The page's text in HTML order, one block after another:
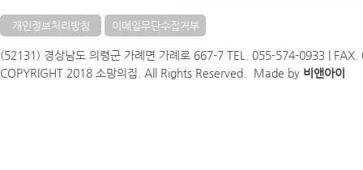
개인정보처리방침 이메일무단수집거부
(52131) 경상남도 의령군 가례면 가례로 667-7 TEL. 055-574-0933 |
COPYRIGHT 2018 소망의집. All Rights Reserved.
Made by 비앤아이